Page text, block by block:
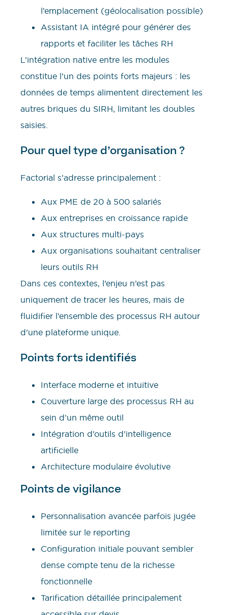
l’emplacement (géolocalisation possible)
Assistant IA intégré pour générer des
rapports et faciliter les tâches RH
L’intégration native entre les modules
constitue l’un des points forts majeurs : les
données de temps alimentent directement les
autres briques du SIRH, limitant les doubles
saisies.
Pour quel type d’organisation ?
Factorial s’adresse principalement :
Aux PME de 20 à 500 salariés
Aux entreprises en croissance rapide
Aux structures multi-pays
Aux organisations souhaitant centraliser
leurs outils RH
Dans ces contextes, l’enjeu n’est pas
uniquement de tracer les heures, mais de
fluidifier l’ensemble des processus RH autour
d’une plateforme unique.
Points forts identifiés
Interface moderne et intuitive
Couverture large des processus RH au
sein d’un même outil
Intégration d’outils d’intelligence
artificielle
Architecture modulaire évolutive
Points de vigilance
Personnalisation avancée parfois jugée
limitée sur le reporting
Configuration initiale pouvant sembler
dense compte tenu de la richesse
fonctionnelle
Tarification détaillée principalement